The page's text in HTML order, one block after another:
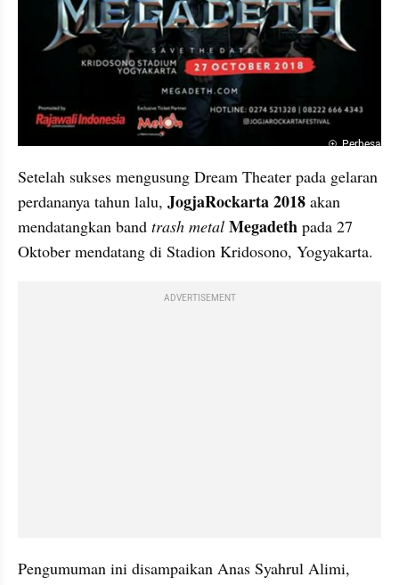
Perbesar
Setelah sukses mengusung Dream Theater pada gelaran
perdananya tahun lalu, JogjaRockarta 2018 akan
mendatangkan band trash metal Megadeth pada 27
Oktober mendatang di Stadion Kridosono, Yogyakarta.
ADVERTISEMENT